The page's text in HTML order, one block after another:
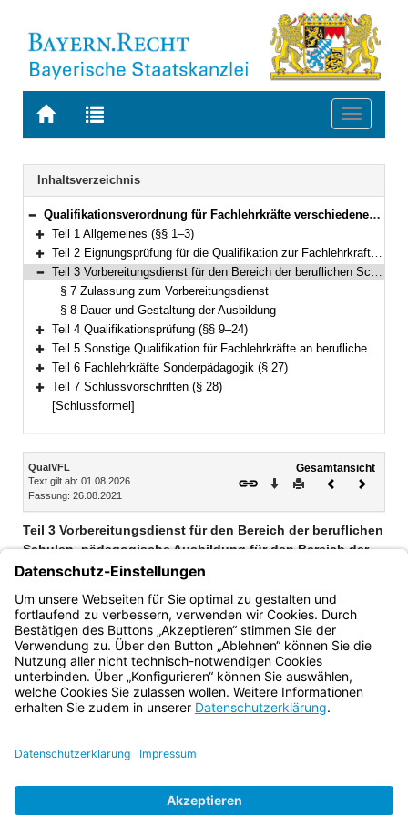
Zur
BAYERN.RECHT
Zur
letzten
Suche
Toggle
Navigation
Inhaltsverzeichnis
Bereich reduzieren
Qualifikationsverordnung für Fachlehrkräfte verschiedener Ausbildungsrichtungen an beruflichen Schulen und an Landesfeuerwehrschulen (Qualifikationsverordnung Fachlehrkräfte – QualVFL) Vom 26. August 2021 (GVBl. S. 571) BayRS 2038-3-4-7-6-K/I (§§ 1–28)
Bereich erweitern
Teil 1 Allgemeines (§§ 1–3)
Bereich erweitern
Teil 2 Eignungsprüfung für die Qualifikation zur Fachlehrkraft an beruflichen Schulen (§§ 4–6)
Bereich reduzieren
Teil 3 Vorbereitungsdienst für den Bereich der beruflichen Schulen, pädagogische Ausbildung für den Bereich der Landesfeuerwehrschulen (§§ 7–8)
§ 7 Zulassung zum Vorbereitungsdienst
§ 8 Dauer und Gestaltung der Ausbildung
Bereich erweitern
Teil 4 Qualifikationsprüfung (§§ 9–24)
Bereich erweitern
Teil 5 Sonstige Qualifikation für Fachlehrkräfte an beruflichen Schulen (§§ 25–26)
Bereich erweitern
Teil 6 Fachlehrkräfte Sonderpädagogik (§ 27)
Bereich erweitern
Teil 7 Schlussvorschriften (§ 28)
[Schlussformel]
Inhalt
QualVFL
Text gilt ab: 01.08.2026
Fassung: 26.08.2021
Gesamtansicht
Download
DruckenVorheriges
Teil 3 Vorbereitungsdienst für den Bereich der beruflichen
Schulen, pädagogische Ausbildung für den Bereich der
Landesfeuerwehrschulen
§ 7 Zulassung zum Vorbereitungsdienst
§ 8 Dauer und Gestaltung der Ausbildung
Bayern.de
BayernPortal
Impressum